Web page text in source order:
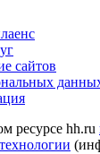
сайтов
ресурсе hh.ru